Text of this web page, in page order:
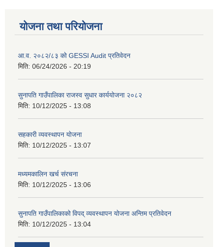
योजना तथा परियोजना
आ.व. २०८२/८३ को GESSI Audit प्रतिवेदन
मिति: 06/24/2026 - 20:19
सुनापति गाउँपालिका राजस्व सुधार कार्ययोजना २०८२
मिति: 10/12/2025 - 13:08
सहकारी व्यवस्थापन योजना
मिति: 10/12/2025 - 13:07
मध्यमकालिन खर्च संरचना
मिति: 10/12/2025 - 13:06
सुनापति गाउँपालिकाको विपद् व्यवस्थापन योजना अन्तिम प्रतिवेदन
मिति: 10/12/2025 - 13:04